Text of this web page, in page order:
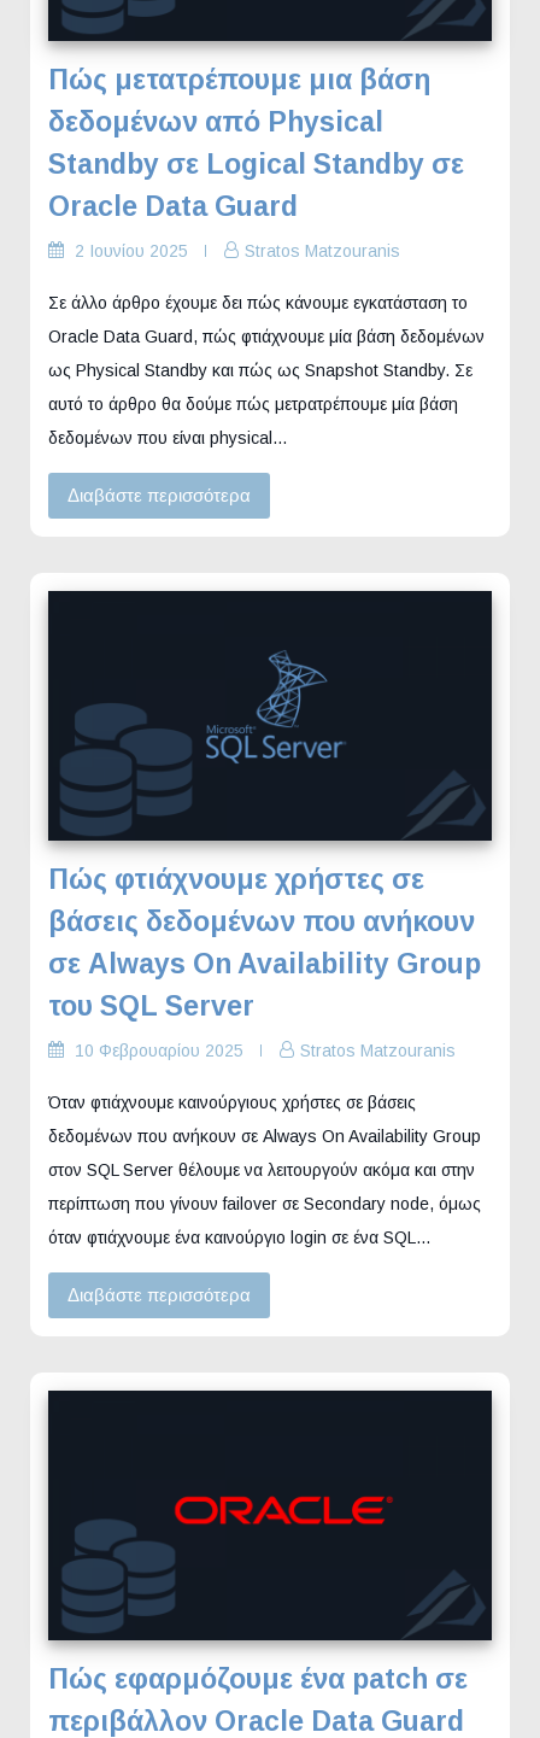
Πώς μετατρέπουμε μια βάση
δεδομένων από Physical
Standby σε Logical Standby σε
Oracle Data Guard
2 Ιουνίου 2025 Stratos Matzouranis
Σε άλλο άρθρο έχουμε δει πώς κάνουμε εγκατάσταση το
Oracle Data Guard, πώς φτιάχνουμε μία βάση δεδομένων
ως Physical Standby και πώς ως Snapshot Standby. Σε
αυτό το άρθρο θα δούμε πώς μετρατρέπουμε μία βάση
δεδομένων που είναι physical…
Διαβάστε περισσότερα
Πώς φτιάχνουμε χρήστες σε
βάσεις δεδομένων που ανήκουν
σε Always On Availability Group
του SQL Server
10 Φεβρουαρίου 2025 Stratos Matzouranis
Όταν φτιάχνουμε καινούργιους χρήστες σε βάσεις
δεδομένων που ανήκουν σε Always On Availability Group
στον SQL Server θέλουμε να λειτουργούν ακόμα και στην
περίπτωση που γίνουν failover σε Secondary node, όμως
όταν φτιάχνουμε ένα καινούργιο login σε ένα SQL…
Διαβάστε περισσότερα
Πώς εφαρμόζουμε ένα patch σε
περιβάλλον Oracle Data Guard